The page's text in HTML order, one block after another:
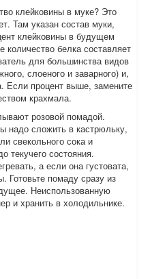
клейковины в муке? Это
Там указан состав муки,
клейковины в будущем
количество белка составляет
для большинства видов
слоеного и заварного) и,
Если процент выше, замените
крахмала.
розовой помадой.
надо сложить в кастрюльку,
свекольного сока и
текучего состояния.
а если она густовата,
Готовьте помаду сразу из
Неиспользованную
и хранить в холодильнике.